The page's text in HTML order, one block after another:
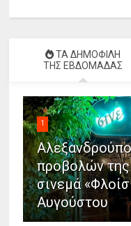
ΤΑ ΔΗΜΟΦΙΛΗ
ΤΗΣ ΕΒΔΟΜΑΔΑΣ
1
προβολών
σινεμά
Αυγούστου